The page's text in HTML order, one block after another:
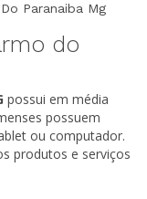
Paranaiba Mg
do
possui em média
possuem
ou computador.
produtos e serviços